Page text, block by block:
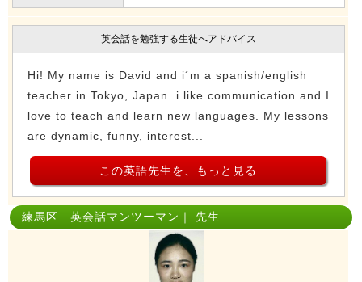
英会話を勉強する生徒へアドバイス
Hi! My name is David and i´m a spanish/english
teacher in Tokyo, Japan. i like communication and I
love to teach and learn new languages. My lessons
are dynamic, funny, interest...
この英語先生を、もっと見る
練馬区 英会話マンツーマン｜ 先生